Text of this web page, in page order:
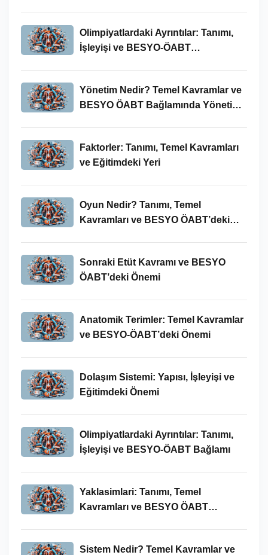
Olimpiyatlardaki Ayrıntılar: Tanımı,
İşleyişi ve BESYO-ÖABT
Yönetim Nedir? Temel Kavramlar ve
BESYO ÖABT Bağlamında Yönetim
Faktorler: Tanımı, Temel Kavramları
ve Eğitimdeki Yeri
Oyun Nedir? Tanımı, Temel
Kavramları ve BESYO ÖABT’deki
Sonraki Etüt Kavramı ve BESYO
ÖABT’deki Önemi
Anatomik Terimler: Temel Kavramlar
ve BESYO-ÖABT’deki Önemi
Dolaşım Sistemi: Yapısı, İşleyişi ve
Eğitimdeki Önemi
Olimpiyatlardaki Ayrıntılar: Tanımı,
İşleyişi ve BESYO-ÖABT Bağlamı
Yaklasimlari: Tanımı, Temel
Kavramları ve BESYO ÖABT
Sistem Nedir? Temel Kavramlar ve